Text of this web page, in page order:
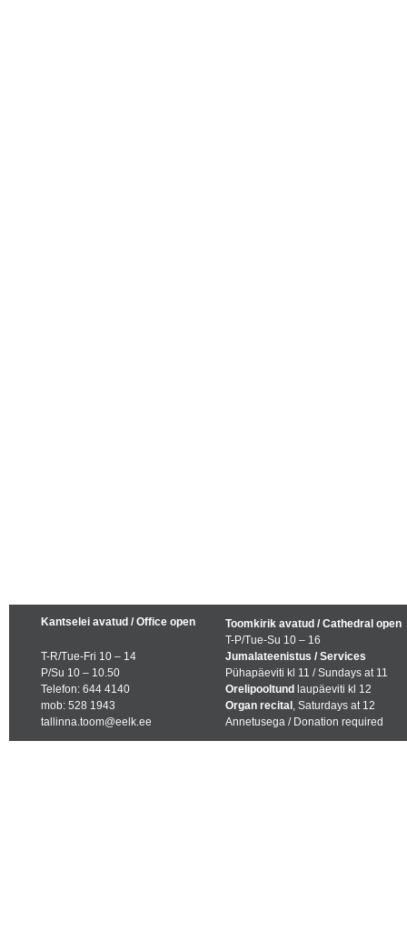
Kantselei avatud / Office open
T-R/Tue-Fri 10 – 14
P/Su 10 – 10.50
Telefon: 644 4140
mob: 528 1943
tallinna.toom@eelk.ee
Toomkirik avatud / Cathedral open
T-P/Tue-Su 10 – 16
Jumalateenistus / Services
Pühapäeviti kl 11 / Sundays at 11
Orelipooltund laupäeviti kl 12
Organ recital , Saturdays at 12
Annetusega / Donation required